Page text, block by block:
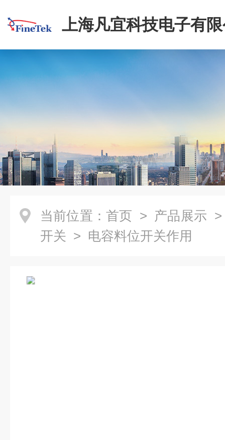
上海凡宜科技电子有
当前位置： 首页 > 产品展示
开关 > 电容料位开关作用